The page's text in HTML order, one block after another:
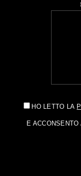
HO LETTO LA
E ACCONSENTO